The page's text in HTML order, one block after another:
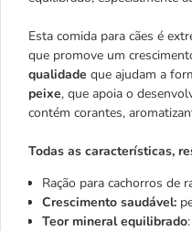
Esta comida para cães é
que promove um
qualidade que ajudam a
peixe, que apoia o
contém corantes,
Todas as características,
Ração para cachorros de
Crescimento saudável:
Teor mineral equilibrado